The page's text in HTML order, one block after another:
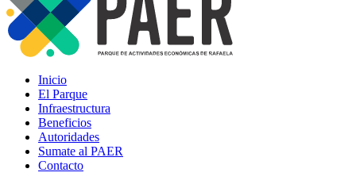
Inicio
El Parque
Infraestructura
Beneficios
Autoridades
Sumate al PAER
Contacto